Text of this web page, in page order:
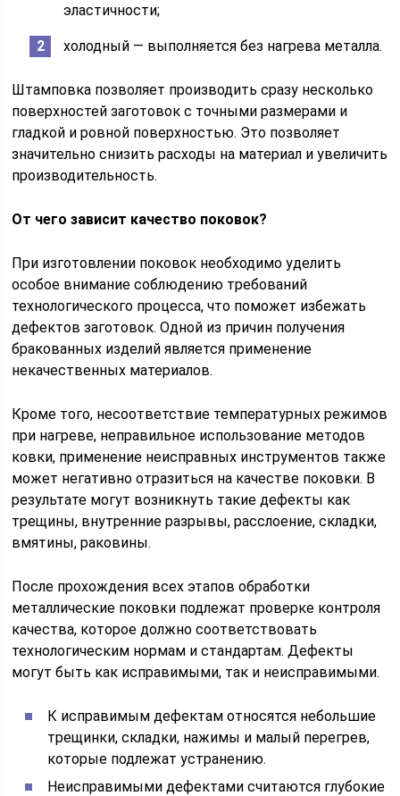
эластичности;
холодный — выполняется без нагрева металла.
Штамповка позволяет производить сразу несколько
поверхностей заготовок с точными размерами и
гладкой и ровной поверхностью. Это позволяет
значительно снизить расходы на материал и увеличить
производительность.
От чего зависит качество поковок?
При изготовлении поковок необходимо уделить
особое внимание соблюдению требований
технологического процесса, что поможет избежать
дефектов заготовок. Одной из причин получения
бракованных изделий является применение
некачественных материалов.
Кроме того, несоответствие температурных режимов
при нагреве, неправильное использование методов
ковки, применение неисправных инструментов также
может негативно отразиться на качестве поковки. В
результате могут возникнуть такие дефекты как
трещины, внутренние разрывы, расслоение, складки,
вмятины, раковины.
После прохождения всех этапов обработки
металлические поковки подлежат проверке контроля
качества, которое должно соответствовать
технологическим нормам и стандартам. Дефекты
могут быть как исправимыми, так и неисправимыми.
К исправимым дефектам относятся небольшие
трещинки, складки, нажимы и малый перегрев,
которые подлежат устранению.
Неисправимыми дефектами считаются глубокие